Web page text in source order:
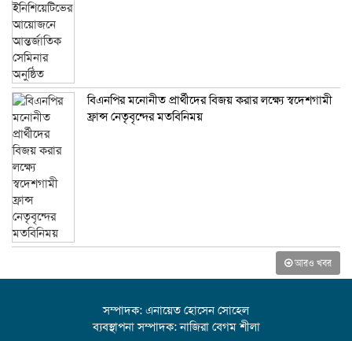
বিএনপির মনোনীত প্রার্থীদের বিজয় করার লক্ষ্যে স্বদেশগামী
ফ্রান্স নেতৃবৃন্দের মতবিনিময়
আরও খবর
সম্পাদক: এনায়েত হোসেন সোহেল
ব্যবস্থাপনা সম্পাদক: নাজিরা বেগম শীলা